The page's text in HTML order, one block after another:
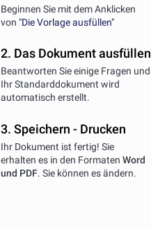
Beginnen Sie mit dem Anklicken
von "Die Vorlage ausfüllen"
2. Das Dokument ausfüllen
Beantworten Sie einige Fragen und
Ihr Standarddokument wird
automatisch erstellt.
3. Speichern - Drucken
Ihr Dokument ist fertig! Sie
erhalten es in den Formaten Word
und PDF. Sie können es ändern.